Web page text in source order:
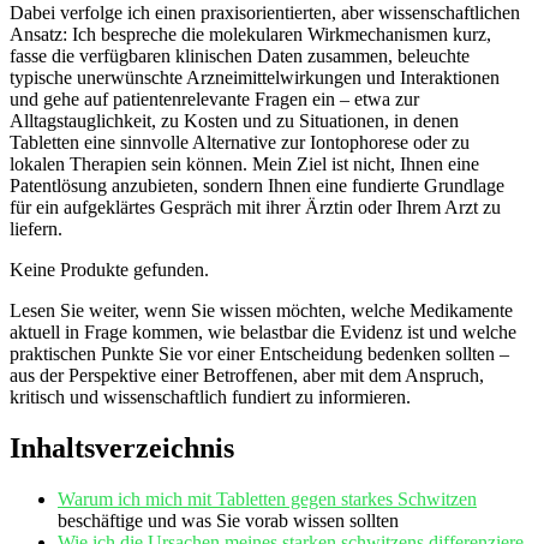
Dabei verfolge ich einen praxisorientierten,​ aber wissenschaftlichen⁤
Ansatz: Ich bespreche die molekularen ‌Wirkmechanismen kurz,
fasse die verfügbaren klinischen​ Daten zusammen, beleuchte
typische unerwünschte Arzneimittelwirkungen und Interaktionen
und ⁢gehe auf patientenrelevante ⁢Fragen ein – etwa zur
Alltagstauglichkeit, zu Kosten und zu Situationen,‍ in denen
Tabletten‌ eine sinnvolle Alternative zur Iontophorese oder zu
⁢lokalen Therapien sein können. Mein Ziel ist ⁢nicht, Ihnen eine
Patentlösung anzubieten, sondern ‍Ihnen eine fundierte Grundlage‍
für ein aufgeklärtes Gespräch mit ihrer Ärztin oder Ihrem Arzt zu
liefern.
Keine Produkte gefunden.
Lesen Sie weiter, wenn Sie wissen⁤ möchten, welche Medikamente
aktuell in Frage ‍kommen, wie belastbar die⁤ Evidenz ist und welche
praktischen Punkte Sie vor einer ​Entscheidung ⁤bedenken ​sollten –
aus der Perspektive einer Betroffenen,⁢ aber mit dem⁤ Anspruch,
kritisch und wissenschaftlich fundiert zu ⁣informieren.
Inhaltsverzeichnis
Warum ich mich mit Tabletten gegen starkes Schwitzen
beschäftige und was Sie‍ vorab ⁤wissen‍ sollten